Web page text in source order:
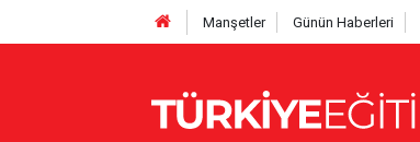
Manşetler Günün Haberleri